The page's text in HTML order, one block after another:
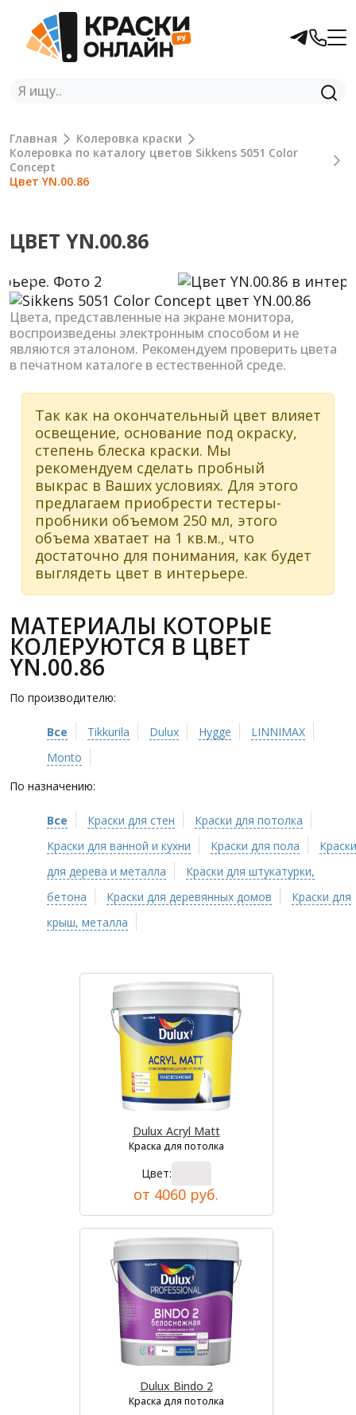
Главная
Колеровка краски
Колеровка по каталогу цветов Sikkens 5051 Color
Concept
Цвет YN.00.86
ЦВЕТ YN.00.86
Previous Next
Цвета, представленные на экране монитора,
воспроизведены электронным способом и не
являются эталоном. Рекомендуем проверить цвета
в печатном каталоге в естественной среде.
Так как на окончательный цвет влияет
освещение, основание под окраску,
степень блеска краски. Мы
рекомендуем сделать пробный
выкрас в Ваших условиях. Для этого
предлагаем приобрести тестеры-
пробники объемом 250 мл, этого
объема хватает на 1 кв.м., что
достаточно для понимания, как будет
выглядеть цвет в интерьере.
МАТЕРИАЛЫ КОТОРЫЕ
КОЛЕРУЮТСЯ В ЦВЕТ
YN.00.86
По производителю:
Все Tikkurila Dulux Hygge
LINNIMAX
Monto
По назначению:
Все Краски для стен
Краски для потолка
Краски для ванной и кухни
Краски для пола
Краски
для дерева и металла
Краски для штукатурки,
бетона
Краски для деревянных домов
Краски для
крыш, металла
Dulux Acryl Matt
Краска для потолка
Цвет:
от 4060 руб.
Dulux Bindo 2
Краска для потолка